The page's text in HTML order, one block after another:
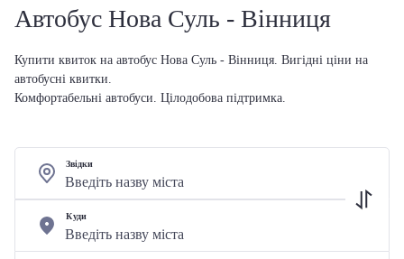
Автобус Нова Суль - Вінниця
Купити квиток на автобус Нова Суль - Вінниця. Вигідні ціни на
автобусні квитки.
Комфортабельні автобуси. Цілодобова підтримка.
Звідки
Куди